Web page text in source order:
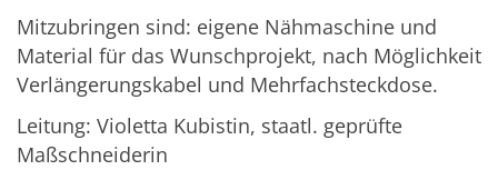
Mitzubringen sind: eigene Nähmaschine und
Material für das Wunschprojekt, nach Möglichkeit
Verlängerungskabel und Mehrfachsteckdose.
Leitung: Violetta Kubistin, staatl. geprüfte
Maßschneiderin